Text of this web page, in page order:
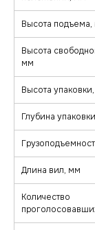
Высота
Высота
мм
Высота
Глубина
Длина вил, мм
Количество